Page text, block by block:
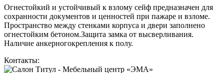
Огнестойкий и устойчивый к взлому сейф предназначен для
сохранности документов и ценностей при пажаре и взломе.
Пространство между стенками корпуса и двери заполнено
огнестойким бетоном.Защита замка от высверливания.
Наличие анкерногокрепления к полу.
Контакты: